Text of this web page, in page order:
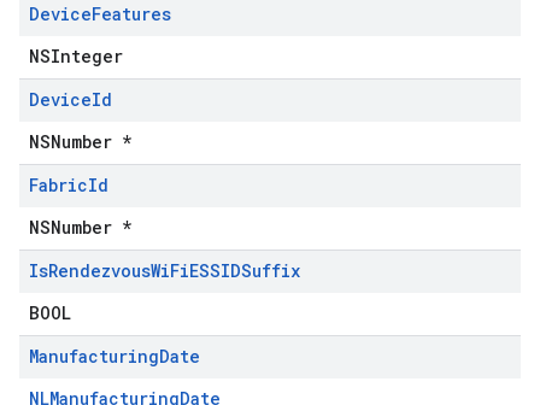
DeviceFeatures
NSInteger
DeviceId
NSNumber *
FabricId
NSNumber *
IsRendezvousWiFiESSIDSuffix
BOOL
ManufacturingDate
NLManufacturingDate